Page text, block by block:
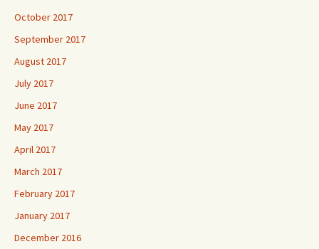
October 2017
September 2017
August 2017
July 2017
June 2017
May 2017
April 2017
March 2017
February 2017
January 2017
December 2016